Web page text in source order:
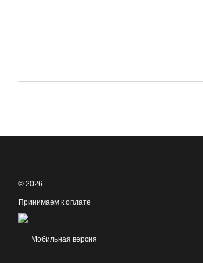
© 2026
Принимаем к оплате
Мобильная версия